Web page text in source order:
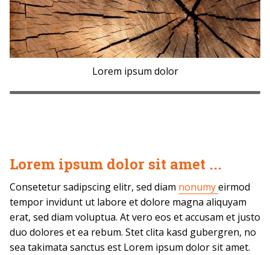
Lorem ipsum dolor
Lorem ipsum dolor sit amet ...
Consetetur sadipscing elitr, sed diam nonumyeirmod
tempor invidunt ut labore et dolore magna aliquyam
erat, sed diam voluptua. At vero eos et accusam et justo
duo dolores et ea rebum. Stet clita kasd gubergren, no
sea takimata sanctus est Lorem ipsum dolor sit amet.